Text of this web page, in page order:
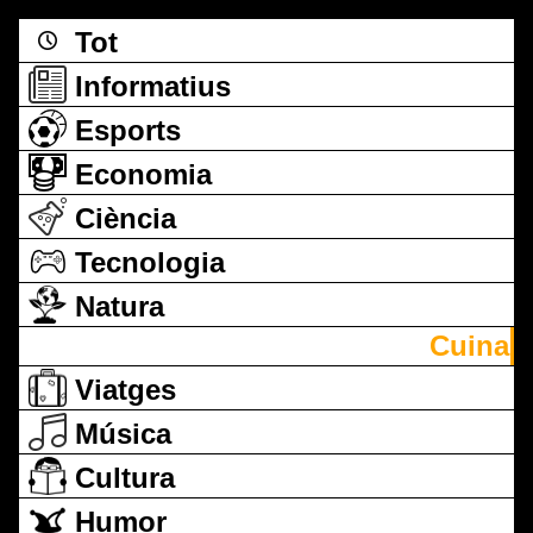
Tot
Informatius
Esports
Economia
Ciència
Tecnologia
Natura
Cuina
Viatges
Música
Cultura
Humor